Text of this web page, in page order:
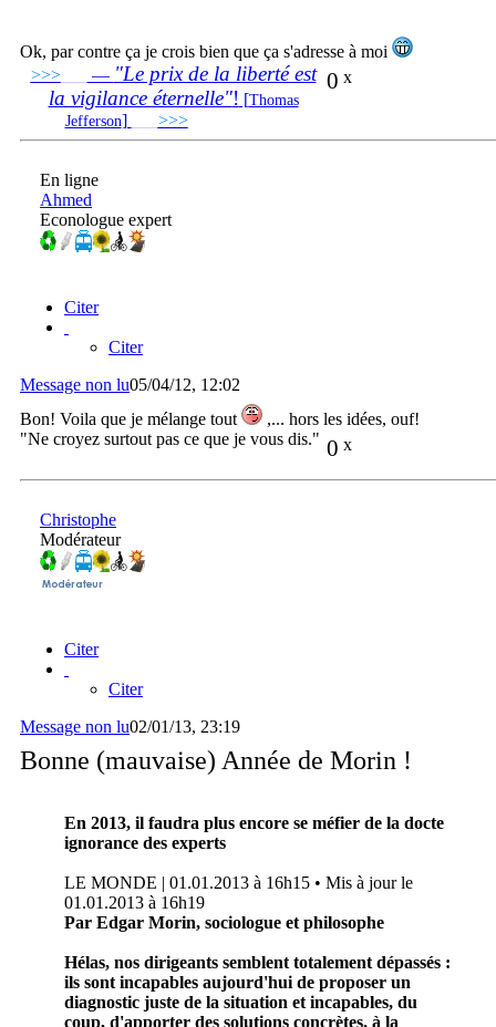
Ok, par contre ça je crois bien que ça s'adresse à moi
0 x
>>>___ — "Le prix de la liberté est
la vigilance éternelle"! [Thomas
Jefferson] >>>______________________________
En ligne
Ahmed
Econologue expert
Citer
Citer
Message non lu05/04/12, 12:02
Bon! Voila que je mélange tout
,... hors les idées, ouf!
0 x
"Ne croyez surtout pas ce que je vous dis."
Christophe
Modérateur
Citer
Citer
Message non lu02/01/13, 23:19
Bonne (mauvaise) Année de Morin !
En 2013, il faudra plus encore se méfier de la docte
ignorance des experts
LE MONDE | 01.01.2013 à 16h15 • Mis à jour le
01.01.2013 à 16h19
Par Edgar Morin, sociologue et philosophe
Hélas, nos dirigeants semblent totalement dépassés :
ils sont incapables aujourd'hui de proposer un
diagnostic juste de la situation et incapables, du
coup, d'apporter des solutions concrètes, à la